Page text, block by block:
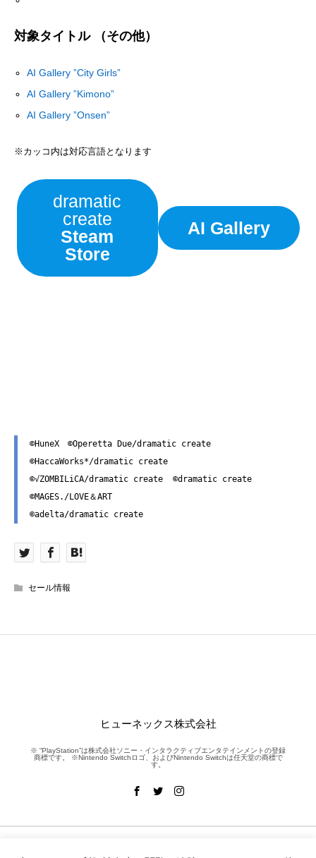
対象タイトル （その他）
AI Gallery ”City Girls”
AI Gallery ”Kimono”
AI Gallery ”Onsen”
※カッコ内は対応言語となります
dramatic
create
Steam
Store
AI Gallery
©HuneX　©Operetta Due/dramatic create
©HaccaWorks*/dramatic create
©√ZOMBILiCA/dramatic create  ©dramatic create
©MAGES./LOVE＆ART
©adelta/dramatic create
セール情報
ヒューネックス株式会社
※ “PlayStation”は株式会社ソニー・インタラクティブエンタテインメントの登録
商標です。 ※Nintendo Switchロゴ、およびNintendo Switchは任天堂の商標で
す。